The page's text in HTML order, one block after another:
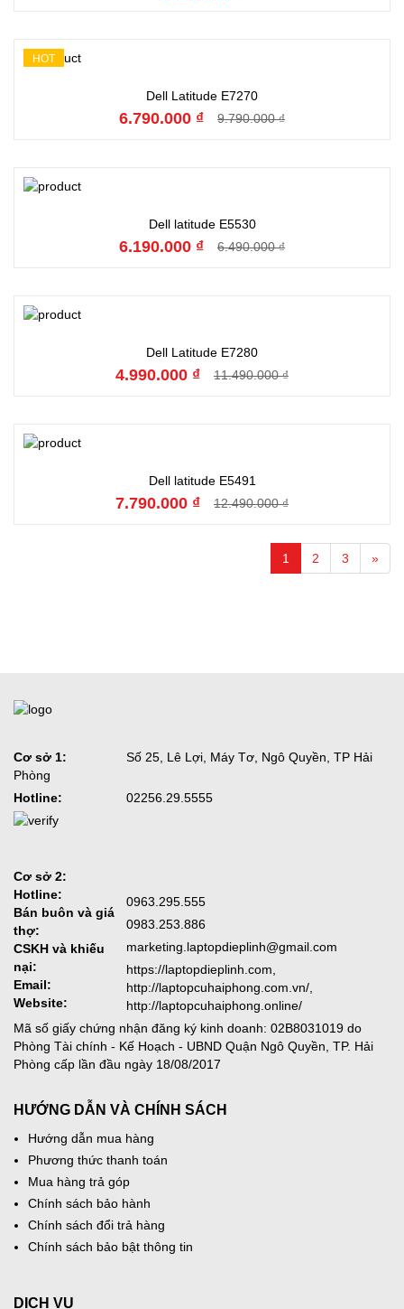
Đặt hàng
HOT
Dell Latitude E7270
6.790.000 ₫ 9.790.000 ₫
Đặt hàng
Dell latitude E5530
6.190.000 ₫ 6.490.000 ₫
Đặt hàng
Dell Latitude E7280
4.990.000 ₫ 11.490.000 ₫
Đặt hàng
Dell latitude E5491
7.790.000 ₫ 12.490.000 ₫
1 2 3 »
Cơ sở 1:
Số 25, Lê Lợi, Máy Tơ, Ngô Quyền, TP Hải
Phòng
Hotline:
02256.29.5555
Cơ sở 2:
Hotline:
Bán buôn và giá
thợ:
0963.295.555
CSKH và khiếu
nại:
0983.253.886
Email:
marketing.laptopdieplinh@gmail.com
Website:
https://laptopdieplinh.com,
http://laptopcuhaiphong.com.vn/,
http://laptopcuhaiphong.online/
Mã số giấy chứng nhận đăng ký kinh doanh: 02B8031019 do
Phòng Tài chính - Kế Hoạch - UBND Quận Ngô Quyền, TP. Hải
Phòng cấp lần đầu ngày 18/08/2017
HƯỚNG DẪN VÀ CHÍNH SÁCH
Hướng dẫn mua hàng
Phương thức thanh toán
Mua hàng trả góp
Chính sách bảo hành
Chính sách đổi trả hàng
Chính sách bảo bật thông tin
DỊCH VỤ